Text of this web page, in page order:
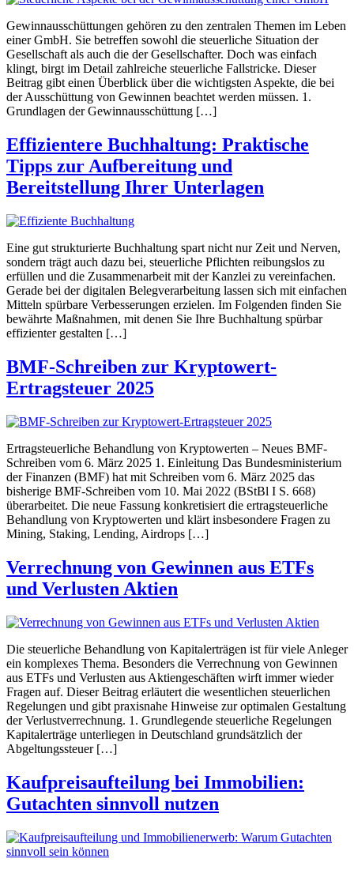
Gewinnausschüttungen gehören zu den zentralen Themen im Leben
einer GmbH. Sie betreffen sowohl die steuerliche Situation der
Gesellschaft als auch die der Gesellschafter. Doch was einfach
klingt, birgt im Detail zahlreiche steuerliche Fallstricke. Dieser
Beitrag gibt einen Überblick über die wichtigsten Aspekte, die bei
der Ausschüttung von Gewinnen beachtet werden müssen. 1.
Grundlagen der Gewinnausschüttung […]
Effizientere Buchhaltung: Praktische
Tipps zur Aufbereitung und
Bereitstellung Ihrer Unterlagen
Eine gut strukturierte Buchhaltung spart nicht nur Zeit und Nerven,
sondern trägt auch dazu bei, steuerliche Pflichten reibungslos zu
erfüllen und die Zusammenarbeit mit der Kanzlei zu vereinfachen.
Gerade bei der digitalen Belegverarbeitung lassen sich mit einfachen
Mitteln spürbare Verbesserungen erzielen. Im Folgenden finden Sie
bewährte Maßnahmen, mit denen Sie Ihre Buchhaltung spürbar
effizienter gestalten […]
BMF-Schreiben zur Kryptowert-
Ertragsteuer 2025
Ertragsteuerliche Behandlung von Kryptowerten – Neues BMF-
Schreiben vom 6. März 2025 1. Einleitung Das Bundesministerium
der Finanzen (BMF) hat mit Schreiben vom 6. März 2025 das
bisherige BMF-Schreiben vom 10. Mai 2022 (BStBl I S. 668)
überarbeitet. Die neue Fassung konkretisiert die ertragsteuerliche
Behandlung von Kryptowerten und klärt insbesondere Fragen zu
Mining, Staking, Lending, Airdrops […]
Verrechnung von Gewinnen aus ETFs
und Verlusten Aktien
Die steuerliche Behandlung von Kapitalerträgen ist für viele Anleger
ein komplexes Thema. Besonders die Verrechnung von Gewinnen
aus ETFs und Verlusten aus Aktiengeschäften wirft immer wieder
Fragen auf. Dieser Beitrag erläutert die wesentlichen steuerlichen
Regelungen und gibt praxisnahe Hinweise zur optimalen Gestaltung
der Verlustverrechnung. 1. Grundlegende steuerliche Regelungen
Kapitalerträge unterliegen in Deutschland grundsätzlich der
Abgeltungssteuer […]
Kaufpreisaufteilung bei Immobilien:
Gutachten sinnvoll nutzen